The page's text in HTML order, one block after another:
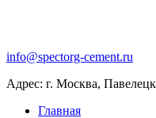
info@spectorg-cement.ru
Адрес: г. Москва,
Главная